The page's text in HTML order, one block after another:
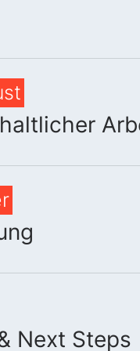
Next Steps